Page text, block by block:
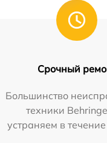
Срочный
Большинство
техники
устраняем в